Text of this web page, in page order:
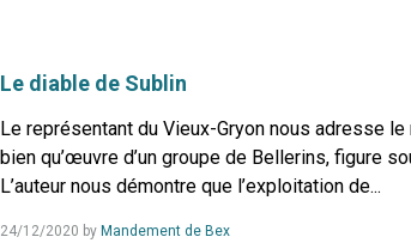
Le diable de Sublin
Le représentant du Vieux-Gryon nous adresse
bien qu’œuvre d’un groupe de Bellerins, figure
L’auteur nous démontre que l’exploitation de...
24/12/2020 by Mandement de BexRead